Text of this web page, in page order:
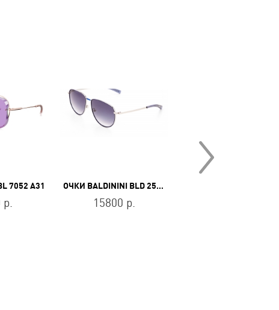
7052 A31 ОЧКИ BALDININI BLD 2548 MU 403
15800 р.